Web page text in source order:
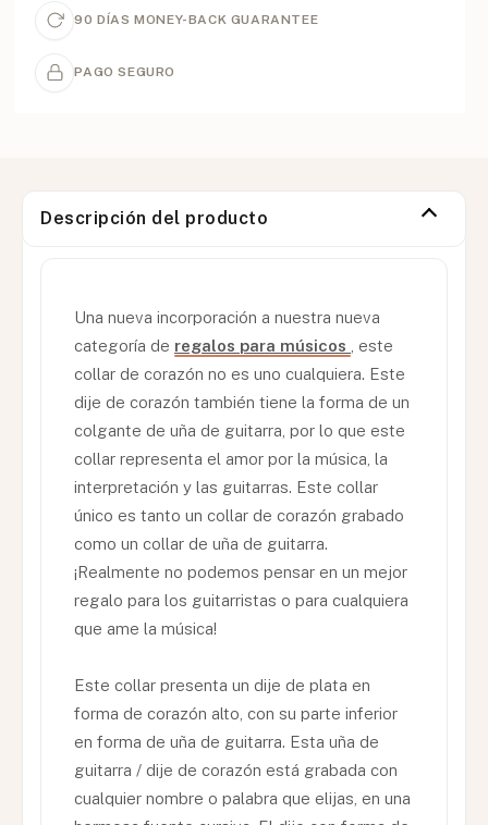
90 DÍAS MONEY-BACK GUARANTEE
PAGO SEGURO
Descripción del producto
Una nueva incorporación a nuestra nueva
categoría de regalos para músicos
, este
collar de corazón no es uno cualquiera. Este
dije de corazón también tiene la forma de un
colgante de uña de guitarra, por lo que este
collar representa el amor por la música, la
interpretación y las guitarras. Este collar
único es tanto un collar de corazón grabado
como un collar de uña de guitarra.
¡Realmente no podemos pensar en un mejor
regalo para los guitarristas o para cualquiera
que ame la música!
Este collar presenta un dije de plata en
forma de corazón alto, con su parte inferior
en forma de uña de guitarra. Esta uña de
guitarra / dije de corazón está grabada con
cualquier nombre o palabra que elijas, en una